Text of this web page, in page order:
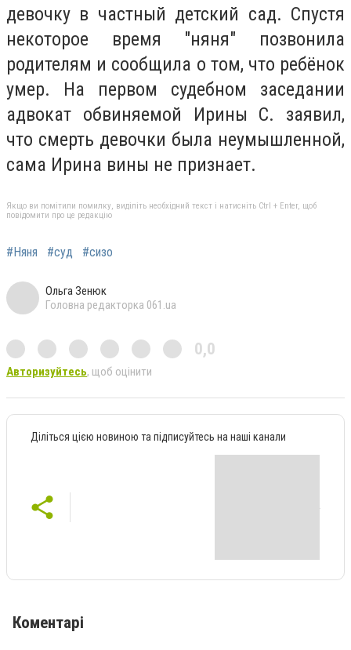
девочку в частный детский сад. Спустя
некоторое время "няня" позвонила
родителям и сообщила о том, что ребёнок
умер. На первом судебном заседании
адвокат обвиняемой Ирины С. заявил,
что смерть девочки была неумышленной,
сама Ирина вины не признает.
Якщо ви помітили помилку, виділіть необхідний текст і натисніть Ctrl + Enter, щоб
повідомити про це редакцію
#Няня #суд #сизо
Ольга Зенюк
Головна редакторка 061.ua
0,0
Авторизуйтесь, щоб оцінити
Діліться цією новиною та підписуйтесь на наші канали
Коментарі